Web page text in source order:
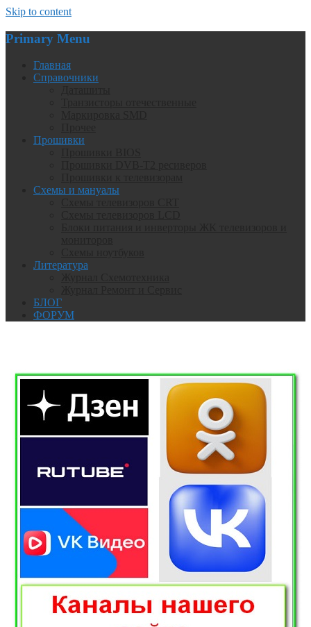
Skip to content
Primary Menu
Главная
Справочники
Прошивки
Схемы и мануалы
Литература
БЛОГ
ФОРУМ